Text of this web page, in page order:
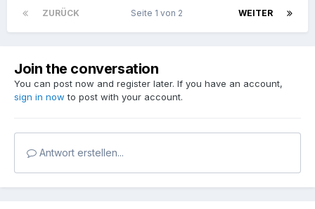
ZURÜCK WEITER
Seite 1 von 2
Join the conversation
You can post now and register later. If you have an account,
sign in now to post with your account.
Antwort erstellen...